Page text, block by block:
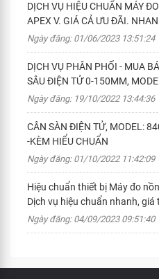
DỊCH VỤ HIỆU CHUẨN MÁY
APEX V. GIÁ CẢ ƯU ĐÃI.
Ngày đăng: 01/06/2023 13:51:24
DỊCH VỤ PHÂN PHỐI - MUA
SÂU ĐIỆN TỬ 0-150MM,
Ngày đăng: 19/10/2022 13:44:36
CÂN SÀN ĐIỆN TỬ, MODEL:
-KÈM HIỂU CHUẨN
Ngày đăng: 01/10/2022 11:42:09
Hiệu chuẩn thiết bị Máy đo
Dịch vụ hiệu chuẩn nhanh,
Ngày đăng: 04/09/2023 09:51:40